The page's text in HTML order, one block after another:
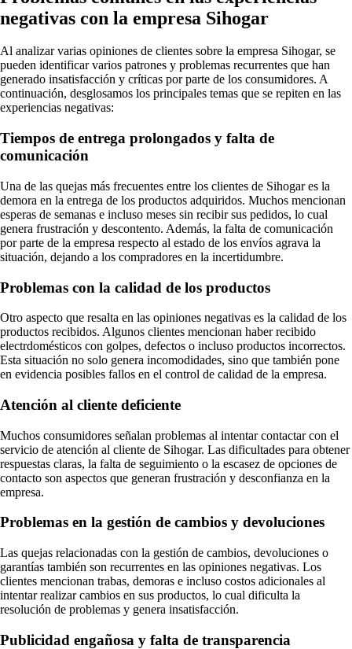
negativas con la empresa Sihogar
Al analizar varias opiniones de clientes sobre la empresa Sihogar, se
pueden identificar varios patrones y problemas recurrentes que han
generado insatisfacción y críticas por parte de los consumidores. A
continuación, desglosamos los principales temas que se repiten en las
experiencias negativas:
Tiempos de entrega prolongados y falta de
comunicación
Una de las quejas más frecuentes entre los clientes de Sihogar es la
demora en la entrega de los productos adquiridos. Muchos mencionan
esperas de semanas e incluso meses sin recibir sus pedidos, lo cual
genera frustración y descontento. Además, la falta de comunicación
por parte de la empresa respecto al estado de los envíos agrava la
situación, dejando a los compradores en la incertidumbre.
Problemas con la calidad de los productos
Otro aspecto que resalta en las opiniones negativas es la calidad de los
productos recibidos. Algunos clientes mencionan haber recibido
electrdomésticos con golpes, defectos o incluso productos incorrectos.
Esta situación no solo genera incomodidades, sino que también pone
en evidencia posibles fallos en el control de calidad de la empresa.
Atención al cliente deficiente
Muchos consumidores señalan problemas al intentar contactar con el
servicio de atención al cliente de Sihogar. Las dificultades para obtener
respuestas claras, la falta de seguimiento o la escasez de opciones de
contacto son aspectos que generan frustración y desconfianza en la
empresa.
Problemas en la gestión de cambios y devoluciones
Las quejas relacionadas con la gestión de cambios, devoluciones o
garantías también son recurrentes en las opiniones negativas. Los
clientes mencionan trabas, demoras e incluso costos adicionales al
intentar realizar cambios en sus productos, lo cual dificulta la
resolución de problemas y genera insatisfacción.
Publicidad engañosa y falta de transparencia